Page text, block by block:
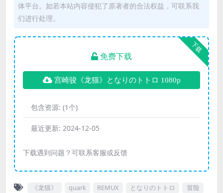
体平台。如若本站内容侵犯了原著者的合法权益，可联系我
们进行处理。
下载
免费下载
宫崎骏《龙猫》となりのトトロ 1080p
包含资源: (1个)
最近更新: 2024-12-05
下载遇到问题？可联系客服或反馈
《龙猫》 quark REMUX となりのトトロ
冒险